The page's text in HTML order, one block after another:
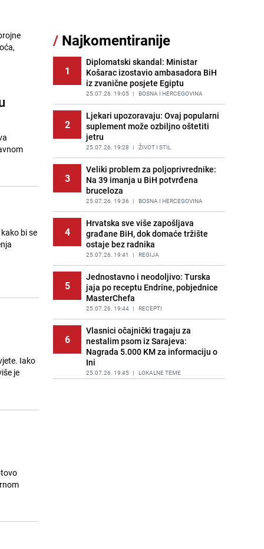
bi se
Iako
je
11
Recept za brze uštipke: Ne upijaju
ulje i gotovi su za 30 minuta
PRIJE OKO 10H RECEPTI
Gosti iz Njemačke napravili požar u
apartmanu u Istri, vlasniku se
smijali i pokazivali srednji prst
PRIJE 2 DANA | REGIJA
Užas u bh. susjedstvu, mladići
bludničili nad maloljetnicom i sve
snimali: "Stari te gleda u lajvu"
PRIJE 1 DAN | REGIJA
Očistite rernu bez hemikalija:
Poznata stručnjakinja dijeli savjete
PRIJE 2 DANA | ŽIVOT I STIL
15
Novi detalji istrage: Ruske službe
otkrile moguć uzrok tragedije bh.
planinara na Elbrusu
PRIJE 2 DANA | SVIJET
/ Najkomentiranije
1
Diplomatski skandal: Ministar
Košarac izostavio ambasadora BiH
iz zvanične posjete Egiptu
25.07.26. 19:05 | BOSNA I HERCEGOVINA
2
Ljekari upozoravaju: Ovaj popularni
suplement može ozbiljno oštetiti
jetru
25.07.26. 19:28 | ŽIVOT I STIL
3
Veliki problem za poljoprivrednike:
Na 39 imanja u BiH potvrđena
bruceloza
25.07.26. 19:36 | BOSNA I HERCEGOVINA
4
Hrvatska sve više zapošljava
građane BiH, dok domaće tržište
ostaje bez radnika
25.07.26. 19:41 | REGIJA
5
Jednostavno i neodoljivo: Turska
jaja po receptu Endrine, pobjednice
MasterChefa
25.07.26. 19:44 | RECEPTI
6
Vlasnici očajnički tragaju za
nestalim psom iz Sarajeva:
Nagrada 5.000 KM za informaciju o
Ini
25.07.26. 19:45 | LOKALNE TEME